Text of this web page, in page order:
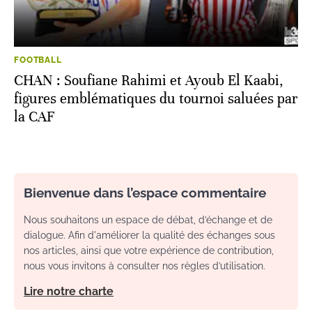
FOOTBALL
CHAN : Soufiane Rahimi et Ayoub El Kaabi,
figures emblématiques du tournoi saluées par
la CAF
Bienvenue dans l’espace commentaire
Nous souhaitons un espace de débat, d’échange et de
dialogue. Afin d'améliorer la qualité des échanges sous
nos articles, ainsi que votre expérience de contribution,
nous vous invitons à consulter nos règles d’utilisation.
Lire notre charte